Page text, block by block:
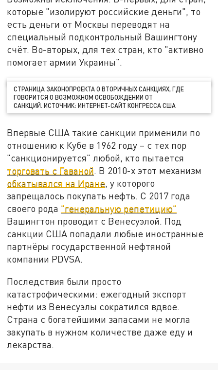
которые "изолируют российские деньги", то
есть деньги от Москвы переводят на
специальный подконтрольный Вашингтону
счёт. Во-вторых, для тех стран, кто "активно
помогает армии Украины".
СТРАНИЦА ЗАКОНОПРОЕКТА О ВТОРИЧНЫХ САНКЦИЯХ, ГДЕ
ГОВОРИТСЯ О ВОЗМОЖНОМ ОСВОБОЖДЕНИИ ОТ
САНКЦИЙ. ИСТОЧНИК: ИНТЕРНЕТ-САЙТ КОНГРЕССА США
Впервые США такие санкции применили по
отношению к Кубе в 1962 году – с тех пор
"санкционируется" любой, кто пытается
торговать с Гаваной. В 2010-х этот механизм
обкатывался на Иране, у которого
запрещалось покупать нефть. С 2017 года
своего рода "генеральную репетицию"
Вашингтон проводит с Венесуэлой. Под
санкции США попадали любые иностранные
партнёры государственной нефтяной
компании PDVSA.
Последствия были просто
катастрофическими: ежегодный экспорт
нефти из Венесуэлы сократился вдвое.
Страна с богатейшими запасами не могла
закупать в нужном количестве даже еду и
лекарства.